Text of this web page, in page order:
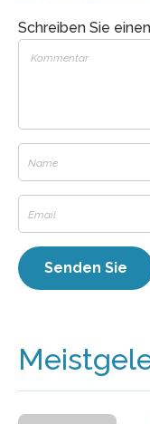
Schreiben Sie